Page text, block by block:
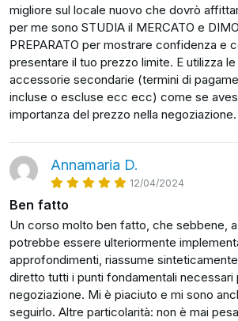
“Davide contro Golia”.
Ecco perché i segreti e linee guida
insegnarti in questo corso possono
differenza nella tua abilità di
già un esperto.
Il segreto del “setup etico della
personalissima tecnica che
rimanere sempre apprezzabile
di spuntare comunque ottime
“Negoziazioni in vantaggio e
svantaggio”: come affrontare
quando sei tu il pesce piccolo, e
comunque buone condizioni
Come gestire il proprio non
migliore sul locale nuovo che dovrò
per me sono STUDIA il MERCATO e
PREPARATO per mostrare confidenza e
presentare il tuo prezzo limite. E utilizza
accessorie secondarie (termini di
incluse o escluse ecc ecc) come se
importanza del prezzo nella
Annamaria D.
12/04/2024
Ben fatto
Un corso molto ben fatto, che sebbene,
potrebbe essere ulteriormente
approfondimenti, riassume
diretto tutti i punti fondamentali necessari
negoziazione. Mi è piaciuto e mi sono
seguirlo. Altre particolarità: non è mai